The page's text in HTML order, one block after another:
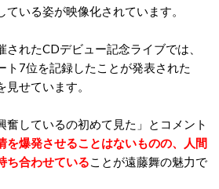
いる姿が映像化されています。
れたCDデビュー記念ライブでは、
ト7位を記録したことが発表された
せています。
奮しているの初めて見た」とコメント
を爆発させることはないものの、人間
ち合わせていることが遠藤舞の魅力で